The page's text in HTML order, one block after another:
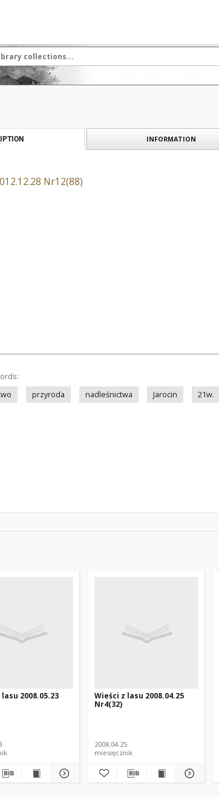
INFORMATION
Nr12(88)
przyroda nadleśnictwa Jarocin 21w.
2008.05.23
Wieści z lasu 2008.04.25
Nr4(32)
2008.04.25
miesięcznik